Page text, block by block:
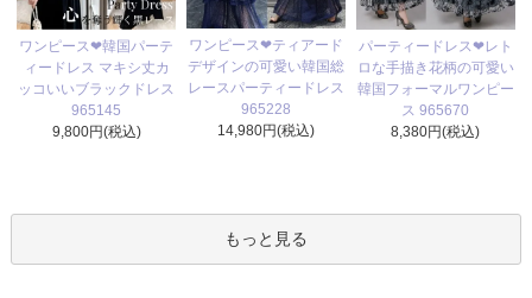
ワンピース❤韓国パーテ
ィードレス マキシ丈カ
ッコいいブラックドレス
965145
9,800円(税込)
ワンピース❤ティアード
デザインの可愛い韓国総
レースパーティードレス
965228
14,980円(税込)
パーティードレス❤レト
ロな手描き花柄の可愛い
韓国フォーマルワンピー
ス 965670
8,380円(税込)
もっと見る